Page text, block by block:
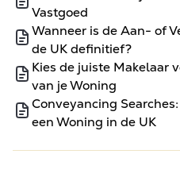
Vastgoed
Wanneer is de Aan- of
de UK definitief?
Kies de juiste Makelaar
van je Woning
Conveyancing
een Woning in de UK